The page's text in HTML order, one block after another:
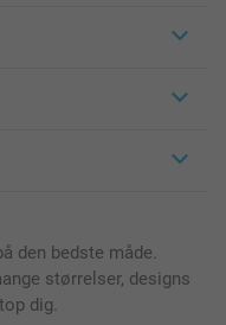
den bedste måde.
størrelser, designs
dig.